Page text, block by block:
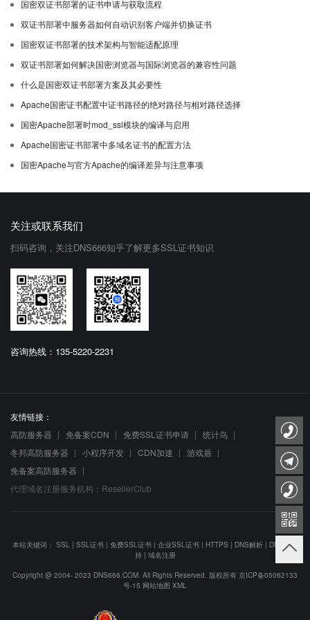
国密双证书部署的证书申请与获取流程
双证书部署中服务器如何自动识别客户端并切换证书
国密双证书部署的技术架构与智能适配原理
双证书部署如何解决国密浏览器与国际浏览器的兼容性问题
什么是国密双证书部署方案及其必要性
Apache国密证书配置中证书路径的绝对路径与相对路径选择
国密Apache部署时mod_ssl模块的编译与启用
Apache国密证书部署中多域名证书的配置方法
国密Apache与官方Apache的编译差异与注意事项
关注或联系我们
扫码咨询，关注DNS666知乎了解更多SSL证书知识
咨询热线：135-5220-2231
友情链接：
高防服务器
免备案CDN 免费SSL证书申请
统计鸟
冬邦高防服务器
小程序开发 CDN加速
游戏盾
免备案高防服务器
代理域名注册服务机构：ResellerClub
本站关键词： SSL | SSL证书 | 免费SSL证书 | 企业SSL证书 | HTTPS | DNS解析 | DNS防劫
持| 域名注册
Copyright @ 2004- 2023 DNS666.COM. All Rights Reserved. 版权所有 京ICP备05062133
号-15 网站地图 XML